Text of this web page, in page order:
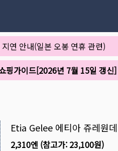
연 안내(일본 오봉 연휴 관련)
핑가이드[2026년 7월 15일 갱신]
Etia Gelee 에티아 쥬레원
2,310엔 (참고가: 23,100원)